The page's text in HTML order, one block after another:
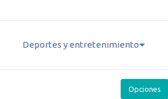
Deportes y entretenimiento
Opciones